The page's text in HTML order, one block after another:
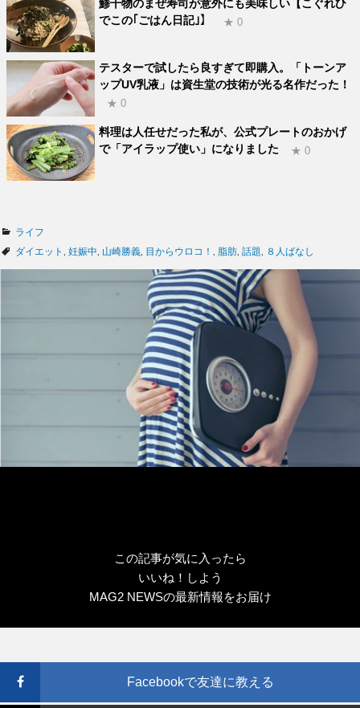
鯵干物のまぜ寿司が意外にも美味しい【こぐれひ
でこの｢ごはん日記｣】
★ 0
テスターで試したら良すぎて即購入。「トーンア
ップUV乳液」は資生堂の技術が光る名作だった！
★ 0
料理は人任せだった私が、公式プレートのおかげ
で「アイラップ使い」になりました
★ 0
カ
テ
ライフ
タ
ダイエット 妊娠中 山崎勝義 目からウロコ！ 脂肪 話題 ８人ばなし
この記事が気に入ったら
いいね！しよう
MAG2 NEWSの最新情報をお届け
Facebookで友達に教える